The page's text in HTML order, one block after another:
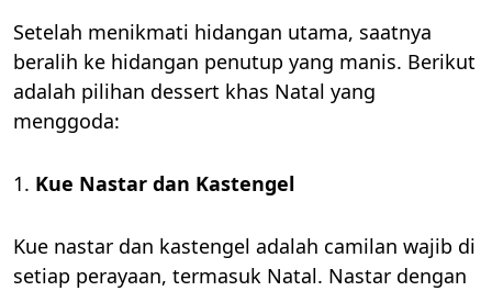
Setelah menikmati hidangan utama, saatnya
beralih ke hidangan penutup yang manis. Berikut
adalah pilihan dessert khas Natal yang
menggoda:
1. Kue Nastar dan Kastengel
Kue nastar dan kastengel adalah camilan wajib di
setiap perayaan, termasuk Natal. Nastar dengan